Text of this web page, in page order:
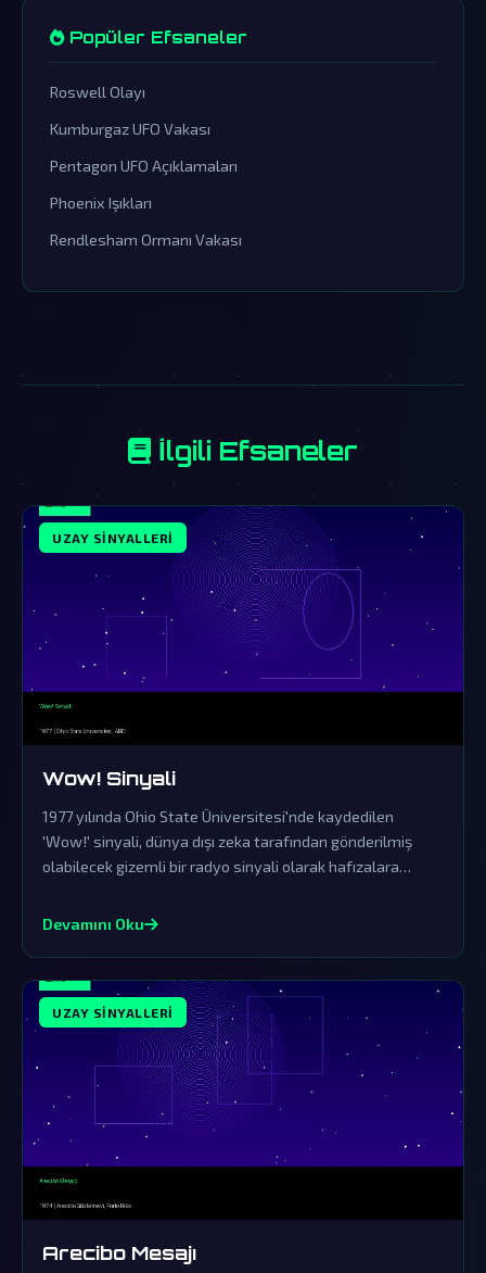
Popüler Efsaneler
Roswell Olayı
Kumburgaz UFO Vakası
Pentagon UFO Açıklamaları
Phoenix Işıkları
Rendlesham Ormanı Vakası
İlgili Efsaneler
UZAY SINYALLERI
Wow! Sinyali
1977 yılında Ohio State Üniversitesi'nde kaydedilen
'Wow!' sinyali, dünya dışı zeka tarafından gönderilmiş
olabilecek gizemli bir radyo sinyali olarak hafızalara
sinyal bilim dünyasında ve komplo teorisi çevrelerinde
Devamını Oku
UZAY SINYALLERI
Arecibo Mesajı